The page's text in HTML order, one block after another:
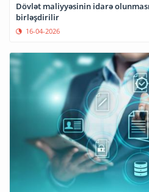
Dövlət maliyyəsinin idarə
birləşdirilir
16-04-2026